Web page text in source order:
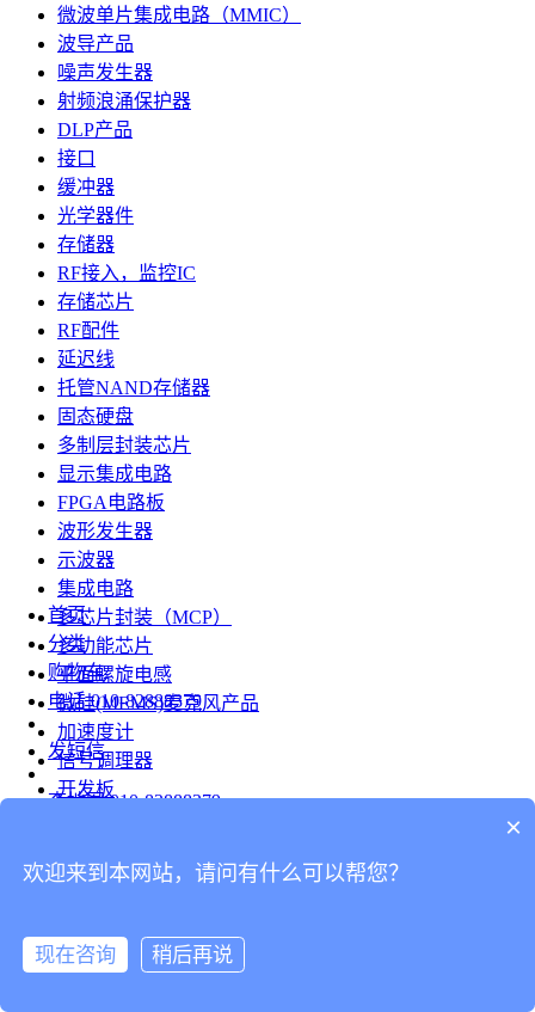
微波单片集成电路（MMIC）
波导产品
噪声发生器
射频浪涌保护器
DLP产品
接口
缓冲器
光学器件
存储器
RF接入，监控IC
存储芯片
RF配件
延迟线
托管NAND存储器
固态硬盘
多制层封装芯片
显示集成电路
FPGA电路板
波形发生器
示波器
集成电路
多芯片封装（MCP）
多功能芯片
平面螺旋电感
微硅(MEMS)麦克风产品
加速度计
信号调理器
开发板
台式仪表
连接器
首页
分类
购物车
电话 010-82888379
发短信
查地图 010-82888379
分享
×
欢迎来到本网站，请问有什么可以帮您？
现在咨询 稍后再说